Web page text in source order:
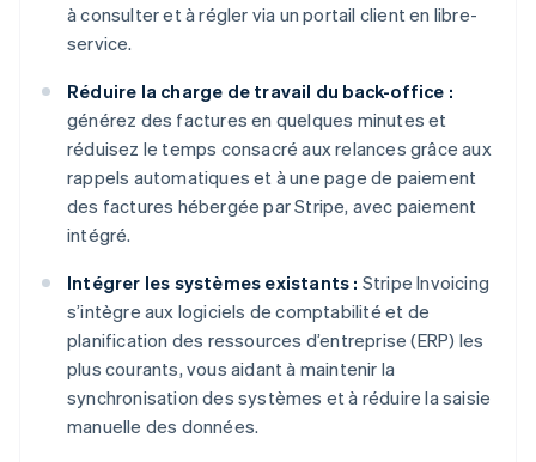
à consulter et à régler via un portail client en libre-
service.
Réduire la charge de travail du back-office :
générez des factures en quelques minutes et
réduisez le temps consacré aux relances grâce aux
rappels automatiques et à une page de paiement
des factures hébergée par Stripe, avec paiement
intégré.
Intégrer les systèmes existants : Stripe Invoicing
s’intègre aux logiciels de comptabilité et de
planification des ressources d’entreprise (ERP) les
plus courants, vous aidant à maintenir la
synchronisation des systèmes et à réduire la saisie
manuelle des données.